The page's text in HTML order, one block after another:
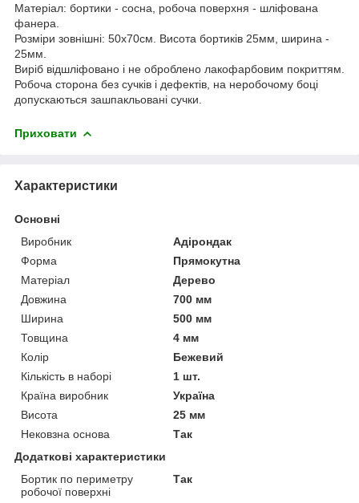
Матеріал: бортики - сосна, робоча поверхня - шліфована
фанера.
Розміри зовнішні: 50х70см. Висота бортиків 25мм, ширина -
25мм.
Виріб відшліфовано і не оброблено лакофарбовим покриттям.
Робоча сторона без сучків і дефектів, на неробочому боці
допускаються зашпакльовані сучки.
Приховати
Характеристики
Основні
Виробник
Адірондак
Форма
Прямокутна
Матеріал
Дерево
Довжина
700 мм
Ширина
500 мм
Товщина
4 мм
Колір
Бежевий
Кількість в наборі
1 шт.
Країна виробник
Україна
Висота
25 мм
Нековзна основа
Так
Додаткові характеристики
Бортик по периметру
робочої поверхні
Так